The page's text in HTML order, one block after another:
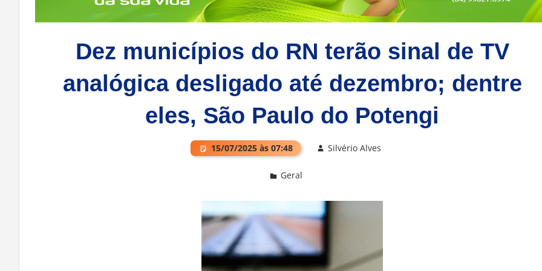
Dez municípios do RN terão sinal de TV
analógica desligado até dezembro; dentre
eles, São Paulo do Potengi
15/07/2025 às 07:48 Silvério Alves
Geral